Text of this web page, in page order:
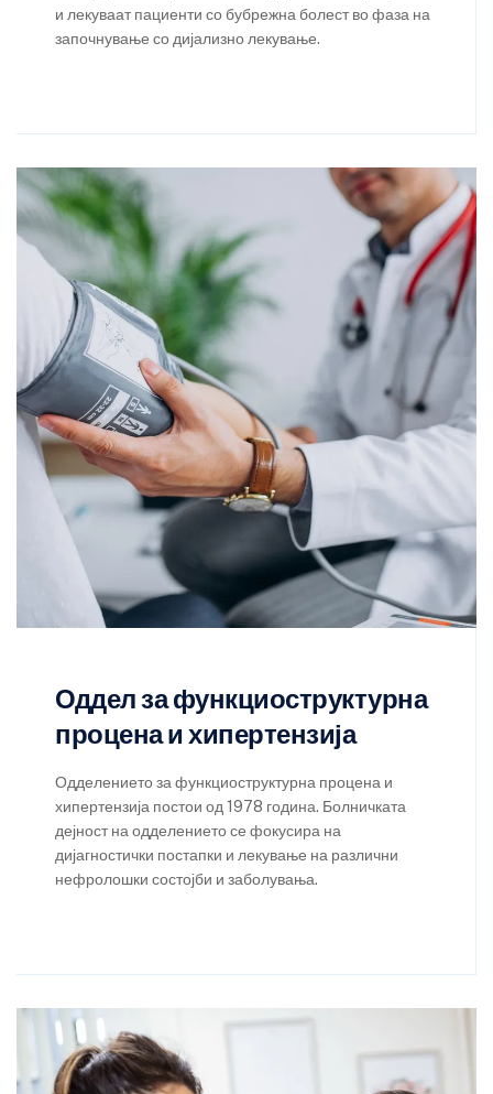
и лекуваат пациенти со бубрежна болест во фаза на
започнување со дијализно лекување.
Оддел за функциоструктурна
процена и хипертензија
Одделението за функциоструктурна процена и
хипертензија постои од 1978 година. Болничката
дејност на одделението се фокусира на
дијагностички постапки и лекување на различни
нефролошки состојби и заболувања.